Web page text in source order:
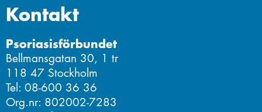
Kontakt
Psoriasisförbundet
Bellmansgatan 30, 1 tr
118 47 Stockholm
Tel: 08-600 36 36
Org.nr: 802002-7283